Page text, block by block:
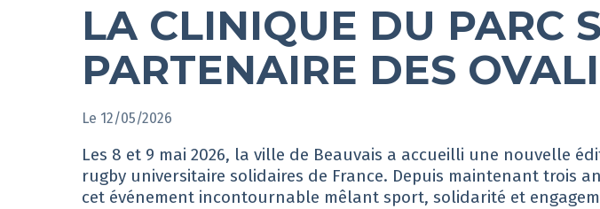
LA CLINIQUE DU PARC
PARTENAIRE DES
Le 12/05/2026
Les 8 et 9 mai 2026, la ville de Beauvais a accueilli une nouvelle
rugby universitaire solidaires de France. Depuis maintenant trois
cet événement incontournable mêlant sport, solidarité et